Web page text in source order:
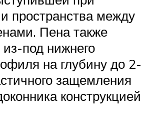
пространства между
Пена также
под нижнего
на глубину до 2-
защемления
конструкцией